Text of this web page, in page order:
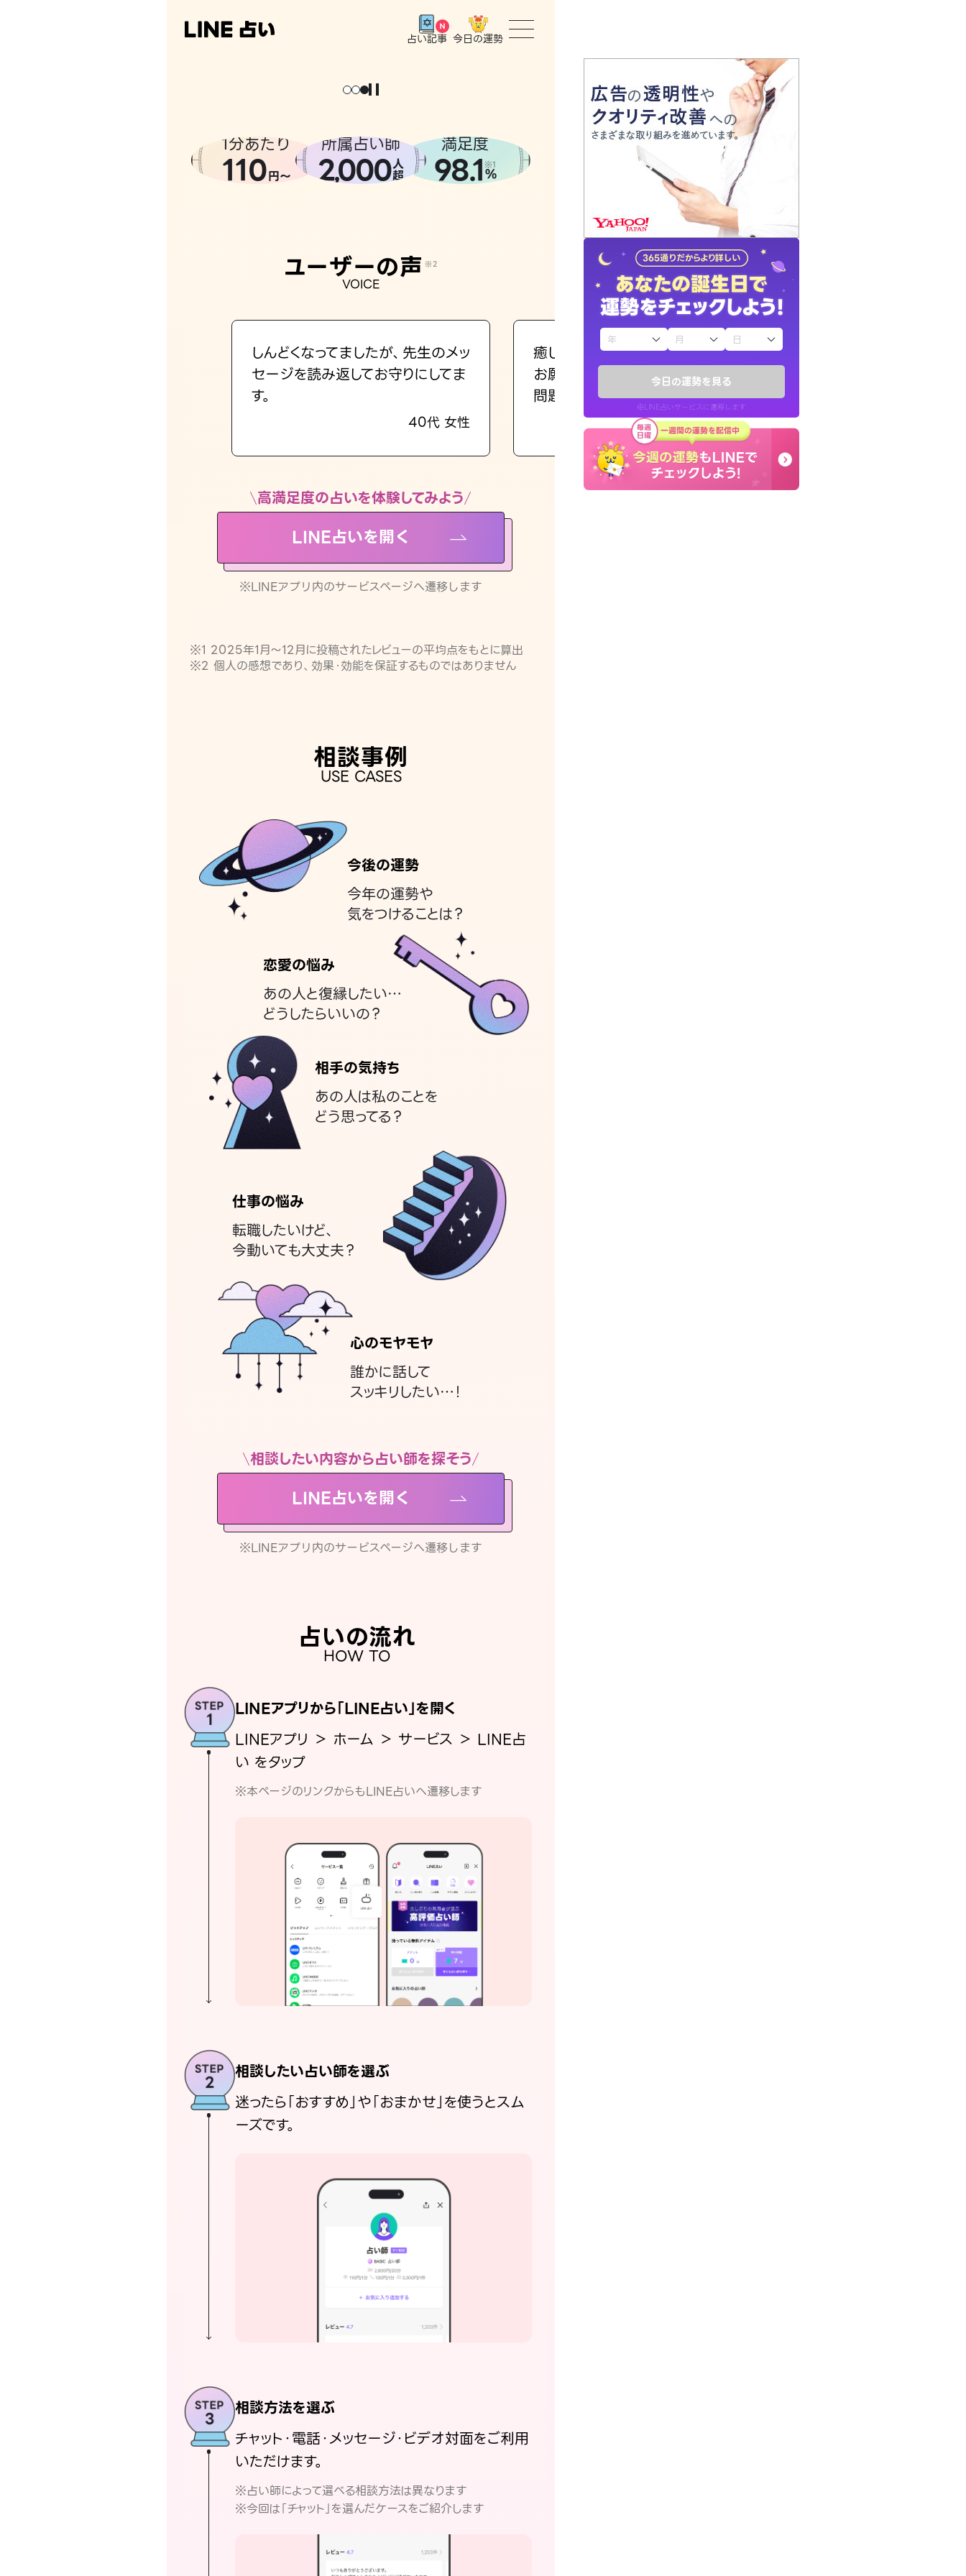
今日の運勢を見る
※LINE占いサービスに遷移します
占い記事 今日の運勢
トップ
ユーザーの声
占いの流れ
おすすめの占い師
よくある質問
えもじの子（占）12星座占い
お知らせ
。
1分あたり
110円〜
所属占い師
2,000人
超
満足度
98.1 ※1
%
ユーザーの声 ※2
VOICE
しんどくなってましたが、先生のメッ
セージを読み返してお守りにしてま
す。
40代 女性
癒し系でおしゃべりしたくて鑑定を
お願いしてます(笑)
問題解決もピカイチ！
50代 女性
高満足度の占いを体験してみよう
LINE占いを開く
※LINEアプリ内のサービスページへ遷移します
※1 2025年1月〜12月に投稿されたレビューの平均点をもとに算出
※2 個人の感想であり、効果・効能を保証するものではありません
相談事例
USE CASES
今後の運勢
今年の運勢や
気をつけることは？
恋愛の悩み
あの人と復縁したい…
どうしたらいいの？
相手の気持ち
あの人は私のことを
どう思ってる？
仕事の悩み
転職したいけど、
今動いても大丈夫？
心のモヤモヤ
誰かに話して
スッキリしたい…！
相談したい内容から占い師を探そう
LINE占いを開く
※LINEアプリ内のサービスページへ遷移します
占いの流れ
HOW TO
LINEアプリから「LINE占い」を開く
LINEアプリ ＞ ホーム ＞ サービス ＞ LINE占
い をタップ
※本ページのリンクからもLINE占いへ遷移します
相談したい占い師を選ぶ
迷ったら「おすすめ」や「おまかせ」を使うとスム
ーズです。
相談方法を選ぶ
チャット・電話・メッセージ・ビデオ対面をご利用
いただけます。
※占い師によって選べる相談方法は異なります
※今回は「チャット」を選んだケースをご紹介します